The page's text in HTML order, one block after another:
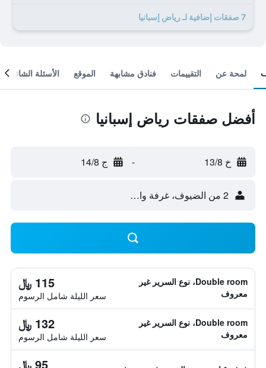
7 صفقات إضافية لـ رياض إسبانيا
لمحة عن التقييمات فنادق مشابهة الموقع الأسئلة الشائعة
أفضل صفقات رياض إسبانيا
خ 13/8 - ج 14/8
2 من الضيوف، غرفة واحدة
Double room، نوع السرير غير
معروف
115 ﷼
سعر الليلة شامل الرسوم
Double room، نوع السرير غير
معروف
132 ﷼
سعر الليلة شامل الرسوم
95 ﷼